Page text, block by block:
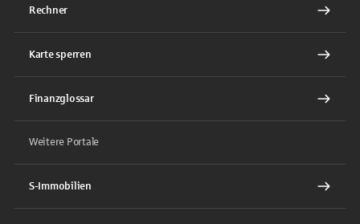
Rechner
Karte sperren
Finanzglossar
Weitere Portale
S-Immobilien